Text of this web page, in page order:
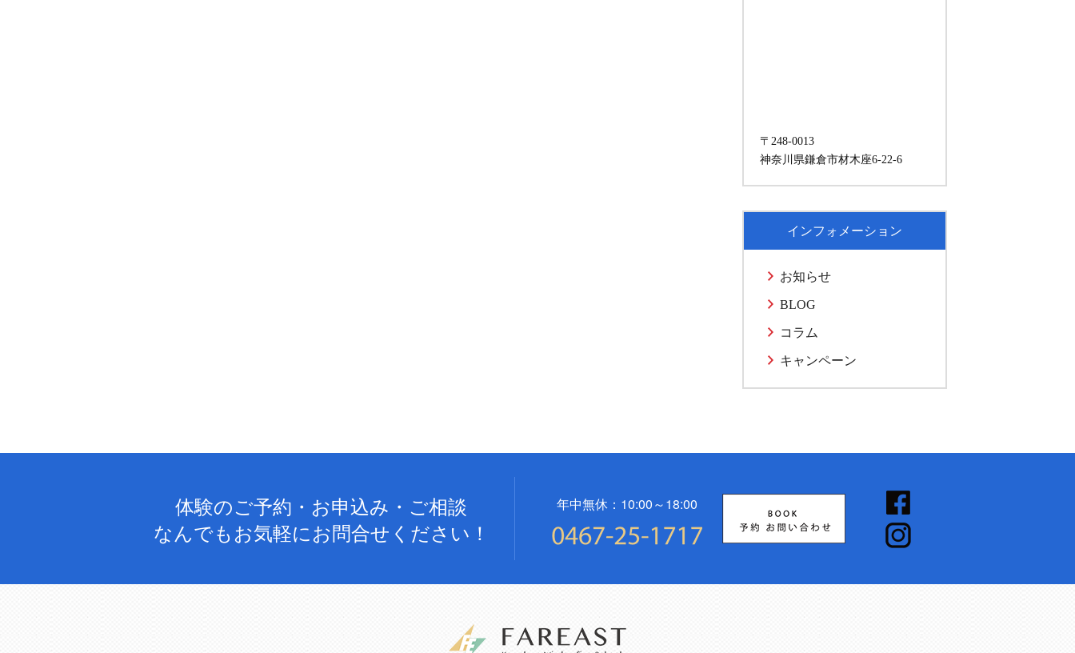
〒248-0013
神奈川県鎌倉市材木座6-22-6
インフォメーション
お知らせ
BLOG
コラム
キャンペーン
体験のご予約・お申込み・ご相談
なんでもお気軽にお問合せください！
年中無休：10:00～18:00